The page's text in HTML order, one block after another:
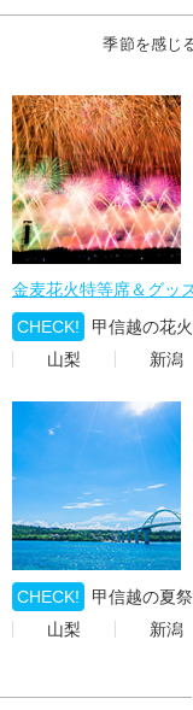
季節を感じ
金麦花火特等席＆グッ
CHECK!
甲信越の花
山梨
新潟
CHECK!
甲信越の夏
山梨
新潟